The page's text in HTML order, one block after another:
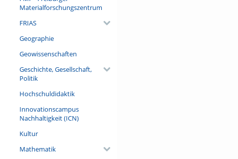
Materialforschungszentrum
FRIAS
Geographie
Geowissenschaften
Geschichte, Gesellschaft,
Politik
Hochschuldidaktik
Innovationscampus
Nachhaltigkeit (ICN)
Kultur
Mathematik